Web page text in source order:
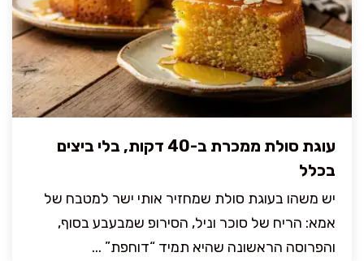
עוגת סולת ממכרת ב-40 דקות, בלי ביצים
בכלל
יש משהו בעוגת סולת שמחזיר אותי ישר למטבח של
אמא: הריח של סוכר וניל, הסירופ שמבעבע בסוף,
והפרוסה הראשונה שהיא תמיד “דוחפת” ...